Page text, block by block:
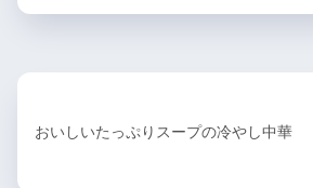
おいしいたっぷりスープの冷やし中華